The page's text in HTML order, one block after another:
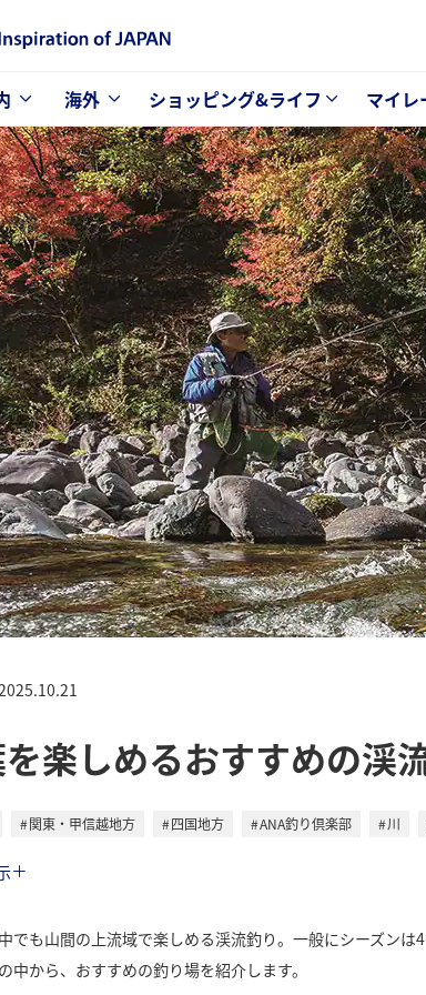
海外 ショッピング&ライフ マイレ
楽しめるおすすめの渓
関東・甲信越地方 四国地方 ANA釣り倶楽部 川
でも山間の上流域で楽しめる渓流釣り。一般にシーズン
中から、おすすめの釣り場を紹介します。